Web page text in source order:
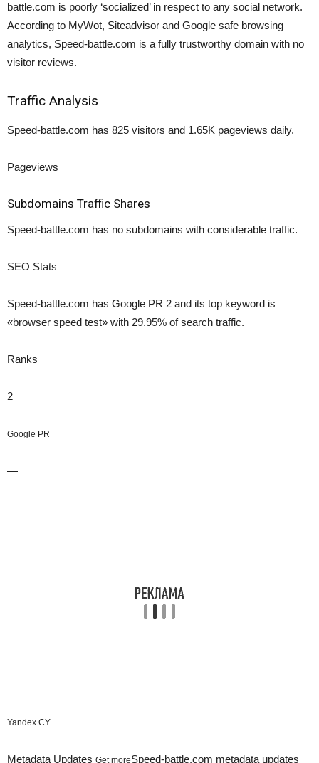
battle.com is poorly ‘socialized’ in respect to any social network.
According to MyWot, Siteadvisor and Google safe browsing
analytics, Speed-battle.com is a fully trustworthy domain with no
visitor reviews.
Traffic Analysis
Speed-battle.com has 825 visitors and 1.65K pageviews daily.
Pageviews
Subdomains Traffic Shares
Speed-battle.com has no subdomains with considerable traffic.
SEO Stats
Speed-battle.com has Google PR 2 and its top keyword is
«browser speed test» with 29.95% of search traffic.
Ranks
2
Google PR
—
Yandex CY
Metadata Updates Get moreSpeed-battle.com metadata updates